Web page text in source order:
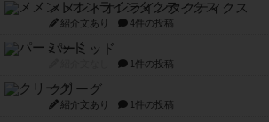
メメントオンラインタクティクス
紹介文あり 4件の投稿
パーミッド
1件の投稿
クリーグ
紹介文あり 1件の投稿